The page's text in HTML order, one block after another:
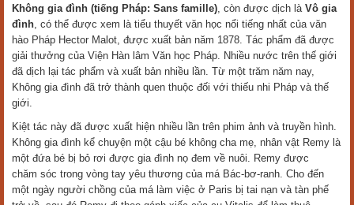
Không gia đình (tiếng Pháp: Sans famille), còn được dịch là Vô gia
đình, có thể được xem là tiểu thuyết văn học nổi tiếng nhất của văn
hào Pháp Hector Malot, được xuất bản năm 1878. Tác phẩm đã được
giải thưởng của Viện Hàn lâm Văn học Pháp. Nhiều nước trên thế giới
đã dịch lại tác phẩm và xuất bản nhiều lần. Từ một trăm năm nay,
Không gia đình đã trở thành quen thuộc đối với thiếu nhi Pháp và thế
giới.
Kiệt tác này đã được xuất hiện nhiều lần trên phim ảnh và truyền hình.
Không gia đình kể chuyện một cậu bé không cha mẹ, nhân vật Remy là
một đứa bé bị bỏ rơi được gia đình nọ đem về nuôi. Remy được
chăm sóc trong vòng tay yêu thương của má Bác-bơ-ranh. Cho đến
một ngày người chồng của má làm việc ở Paris bị tai nạn và tàn phế